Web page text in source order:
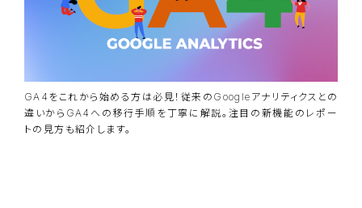
GA4をこれから始める方は必見！従来のGoogleアナリティクスとの
違いからGA4への移行手順を丁寧に解説。注目の新機能のレポー
トの見方も紹介します。